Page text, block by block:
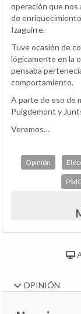
operación que nos
de
Izaguirre.
Tuve ocasión de
lógicamente en la
pensaba
comportamiento.
A parte de eso de
Puigdemont y
Veremos…
Opinión
OPINIÓN